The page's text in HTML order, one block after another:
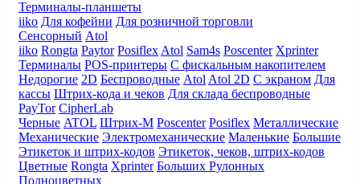
Терминалы-планшеты
iiko Для кофейни Для розничной торговли
Сенсорный Atol
iiko Rongta Paytor Posiflex Atol Sam4s Poscenter Xprinter
Терминалы POS-принтеры С фискальным накопителем
Недорогие 2D Беспроводные Atol Atol 2D С экраном Для
кассы Штрих-кода и чеков Для склада беспроводные
PayTor CipherLab
Черные ATOL Штрих-М Poscenter Posiflex Металлические
Механические Электромеханические Маленькие Большие
Этикеток и штрих-кодов Этикеток, чеков, штрих-кодов
Цветные Rongta Xprinter Больших Рулонных
Полноцветных